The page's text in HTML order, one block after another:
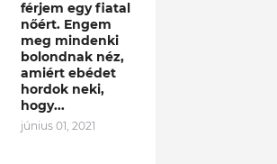
férjem egy fiatal
nőért. Engem
meg mindenki
bolondnak néz,
amiért ebédet
hordok neki,
hogy...
június 01, 2021